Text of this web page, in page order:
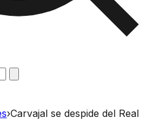
›Carvajal se despide del Real